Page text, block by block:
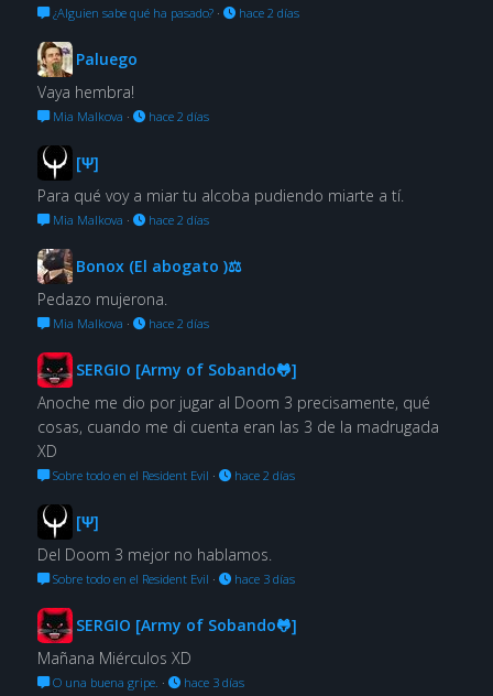
¿Alguien sabe qué ha pasado?· hace 2 días
Paluego
Vaya hembra!
Mia Malkova · hace 2 días
[Ψ]
Para qué voy a miar tu alcoba pudiendo miarte a tí.
Mia Malkova · hace 2 días
Bonox (El abogato )⚖
Pedazo mujerona.
Mia Malkova · hace 2 días
SERGIO [Army of Sobando🐸]
Anoche me dio por jugar al Doom 3 precisamente, qué
cosas, cuando me di cuenta eran las 3 de la madrugada
XD
Sobre todo en el Resident Evil · hace 2 días
[Ψ]
Del Doom 3 mejor no hablamos.
Sobre todo en el Resident Evil · hace 3 días
SERGIO [Army of Sobando🐸]
Mañana Miérculos XD
O una buena gripe. · hace 3 días